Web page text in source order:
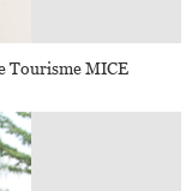
Tourisme MICE